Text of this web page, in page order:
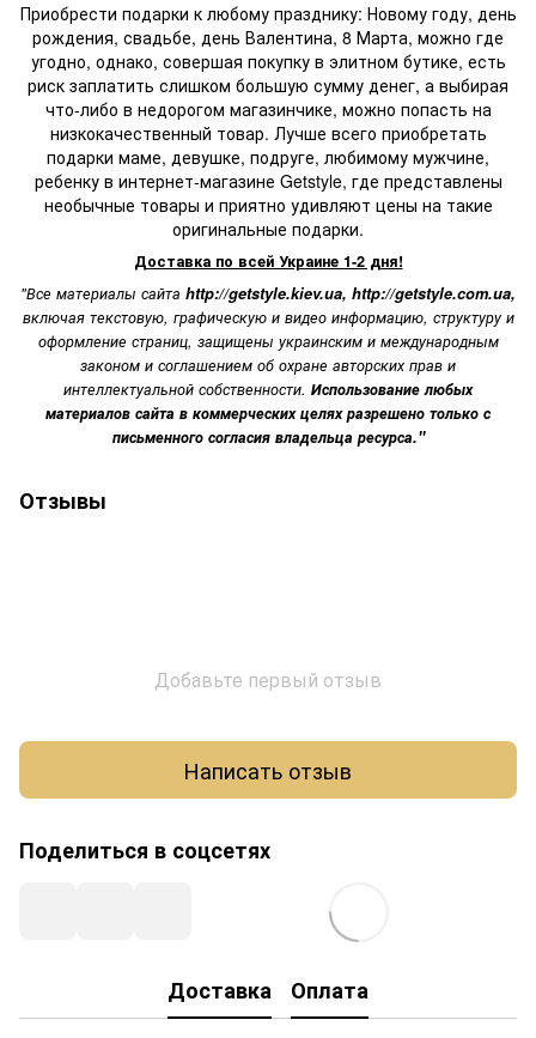
Приобрести подарки к любому празднику: Новому году, день
рождения, свадьбе, день Валентина, 8 Марта, можно где
угодно, однако, совершая покупку в элитном бутике, есть
риск заплатить слишком большую сумму денег, а выбирая
что-либо в недорогом магазинчике, можно попасть на
низкокачественный товар. Лучше всего приобретать
подарки маме, девушке, подруге, любимому мужчине,
ребенку в интернет-магазине Getstyle, где представлены
необычные товары и приятно удивляют цены на такие
оригинальные подарки.
Доставка по всей Украине 1-2 дня!
"Все материалы сайта http://getstyle.kiev.ua, http://getstyle.com.ua,
включая текстовую, графическую и видео информацию, структуру и
оформление страниц, защищены украинским и международным
законом и соглашением об охране авторских прав и
интеллектуальной собственности. Использование любых
материалов сайта в коммерческих целях разрешено только с
письменного согласия владельца ресурса."
Отзывы
Добавьте первый отзыв
Написать отзыв
Поделиться в соцсетях
Доставка Оплата